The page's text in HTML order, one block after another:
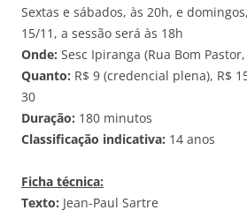
Sextas e sábados, às 20h, e
15/11, a sessão será às 18h
Onde: Sesc Ipiranga (Rua Bom
Quanto: R$ 9 (credencial plena), R$
30
Duração: 180 minutos
Classificação indicativa: 14 anos
Ficha técnica:
Texto: Jean-Paul Sartre